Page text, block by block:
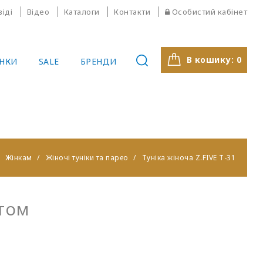
Відео Каталоги Контакти Особистий кабінет
В кошику: 0
SALE БРЕНДИ
Жінкам Жіночі туніки та парео Туніка жіноча Z.FIVE T-31